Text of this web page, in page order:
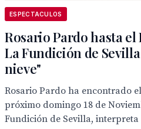
ESPECTACULOS
Rosario Pardo hasta
La Fundición de
nieve"
Rosario Pardo ha encontrado
próximo domingo 18 de
Fundición de Sevilla, interpreta